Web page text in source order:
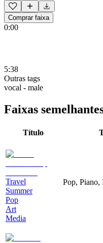
Comprar faixa
0:00
5:38
Outras tags
vocal - male
Faixas
Título
Travel
Summer
Pop
Art
Media
Pop, Piano,